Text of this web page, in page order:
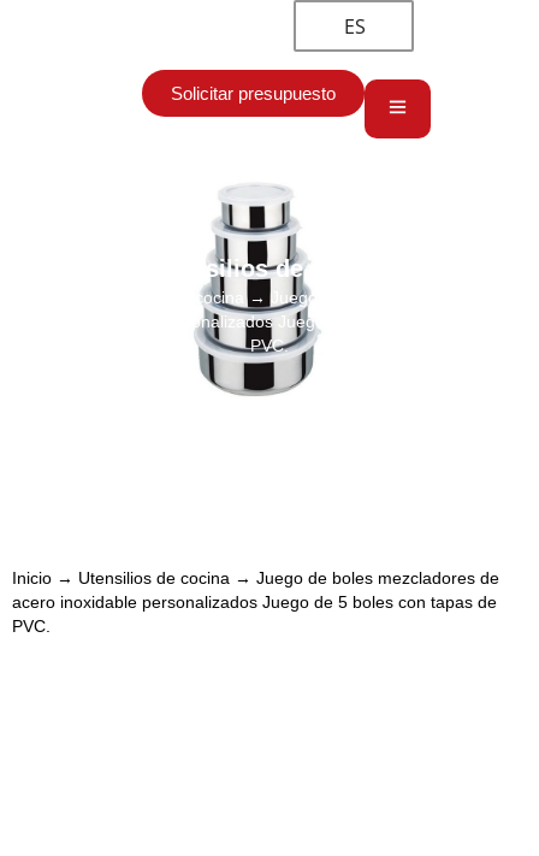
ES
Solicitar presupuesto
Utensilios de cocina
Utensilios de cocina
→ Juego de boles mezcladores de
acero inoxidable personalizados Juego de 5 boles con tapas de
PVC.
Inicio → Utensilios de cocina → Juego de boles mezcladores de
acero inoxidable personalizados Juego de 5 boles con tapas de
PVC.